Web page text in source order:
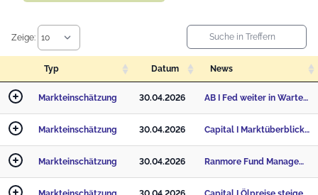
Zeige:
Typ Datum News
Markteinschätzung 30.04.2026 AB I Fed weiter in Warteposition – Unsicherheit bleibt das zentrale Thema
Markteinschätzung 30.04.2026 Capital I Marktüberblick, 30. April 2026
Markteinschätzung 30.04.2026 Ranmore Fund Management I Expertenkommentar: Öl erreicht aufgrund von Spannungen unter Trump das höc